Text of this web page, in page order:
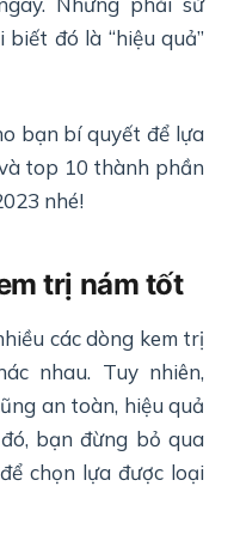
đó là “hiệu quả”
bạn bí quyết để lựa
top 10 thành phần
nhé!
trị nám tốt
các dòng kem trị
nhau. Tuy nhiên,
an toàn, hiệu quả
bạn đừng bỏ qua
chọn lựa được loại